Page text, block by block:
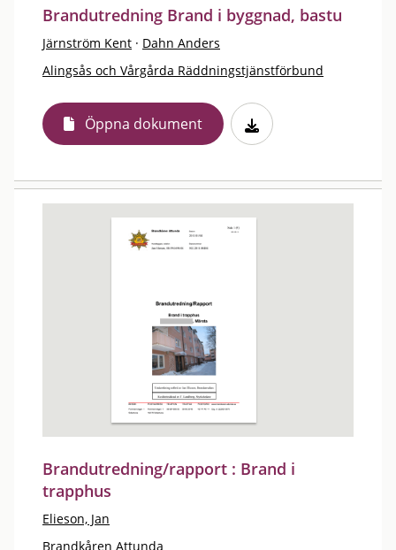
Brandutredning Brand i byggnad, bastu
Järnström Kent · Dahn Anders
Alingsås och Vårgårda Räddningstjänstförbund
Öppna dokument
Brandutredning/rapport : Brand i
trapphus
Elieson, Jan
Brandkåren Attunda